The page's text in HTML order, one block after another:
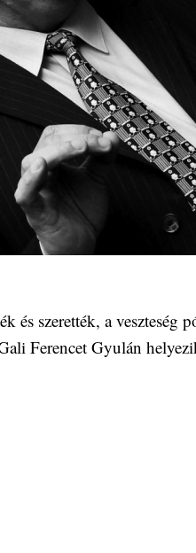
és szerették, a veszteség
Ferencet Gyulán